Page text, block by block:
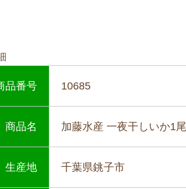
品番号 10685
商品名 加藤水産 一夜干しいか1尾
生産地 千葉県銚子市